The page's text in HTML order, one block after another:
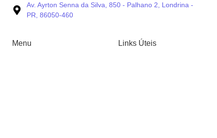
Av. Ayrton Senna da Silva, 850 - Palhano 2, Londrina -
PR, 86050-460
Menu Links Úteis